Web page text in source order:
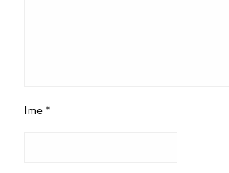
Ime *